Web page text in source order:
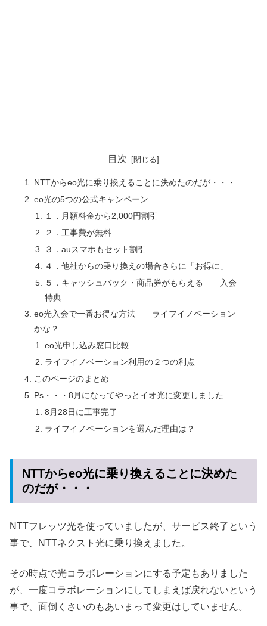
目次
NTTからeo光に乗り換えることに決めたのだが・・・
eo光の5つの公式キャンペーン
１．月額料金から2,000円割引
２．工事費が無料
３．auスマホもセット割引
４．他社からの乗り換えの場合さらに「お得に」
５．キャッシュバック・商品券がもらえる 入会
特典
eo光入会で一番お得な方法 ライフイノベーション
かな？
eo光申し込み窓口比較
ライフイノベーション利用の２つの利点
このページのまとめ
Ps・・・8月になってやっとイオ光に変更しました
8月28日に工事完了
ライフイノベーションを選んだ理由は？
NTTからeo光に乗り換えることに決めた
のだが・・・
NTTフレッツ光を使っていましたが、サービス終了という
事で、NTTネクスト光に乗り換えました。
その時点で光コラボレーションにする予定もありました
が、一度コラボレーションにしてしまえば戻れないという
事で、面倒くさいのもあいまって変更はしていません。